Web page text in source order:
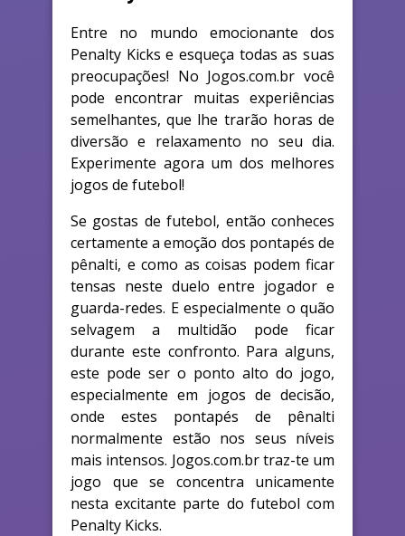
Entre no mundo emocionante dos
Penalty Kicks e esqueça todas as suas
preocupações! No Jogos.com.br você
pode encontrar muitas experiências
semelhantes, que lhe trarão horas de
diversão e relaxamento no seu dia.
Experimente agora um dos melhores
jogos de futebol!
Se gostas de futebol, então conheces
certamente a emoção dos pontapés de
pênalti, e como as coisas podem ficar
tensas neste duelo entre jogador e
guarda-redes. E especialmente o quão
selvagem a multidão pode ficar
durante este confronto. Para alguns,
este pode ser o ponto alto do jogo,
especialmente em jogos de decisão,
onde estes pontapés de pênalti
normalmente estão nos seus níveis
mais intensos. Jogos.com.br traz-te um
jogo que se concentra unicamente
nesta excitante parte do futebol com
Penalty Kicks.